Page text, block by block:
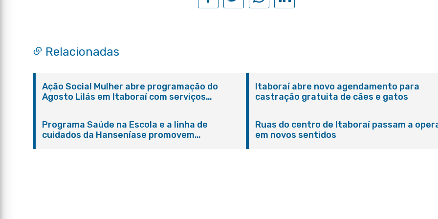
Relacionadas
Ação Social Mulher abre programação do
Agosto Lilás em Itaboraí com serviços
Itaboraí abre novo agendamento para
castração gratuita de cães e gatos
Programa Saúde na Escola e a linha de
cuidados da Hanseníase promovem
Ruas do centro de Itaboraí passam a
em novos sentidos